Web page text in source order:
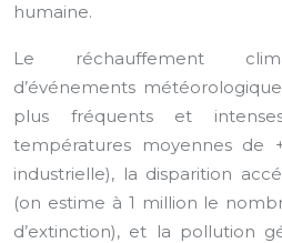
humaine.
Le réchauffement
d’événements
plus fréquents et
températures moyennes de
industrielle), la disparition
(on estime à 1 million le
d’extinction), et la pollution